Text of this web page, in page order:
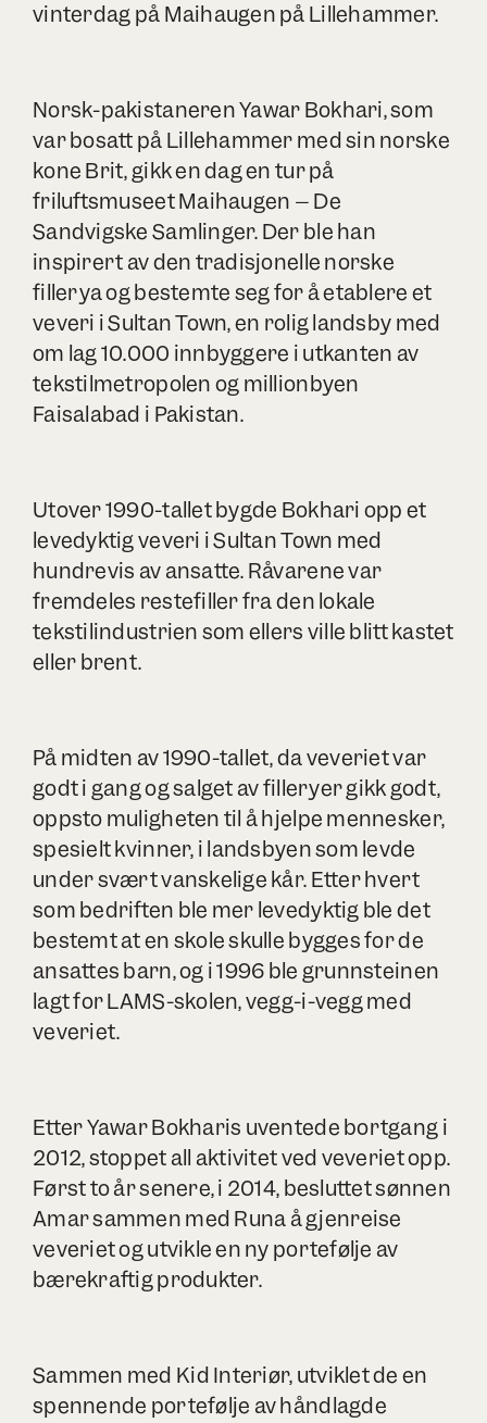
vinterdag på Maihaugen på Lillehammer.
Norsk-pakistaneren Yawar Bokhari, som
var bosatt på Lillehammer med sin norske
kone Brit, gikk en dag en tur på
friluftsmuseetMaihaugen – De
Sandvigske Samlinger. Der ble han
inspirert av den tradisjonelle norske
fillerya og bestemte seg for å etablere et
veveri i Sultan Town, en rolig landsby med
om lag 10.000 innbyggere i utkanten av
tekstilmetropolen og millionbyen
Faisalabad i Pakistan.
Utover 1990-tallet bygde Bokhari opp et
levedyktig veveri i Sultan Town med
hundrevis av ansatte. Råvarene var
fremdeles restefiller fra den lokale
tekstilindustrien som ellers ville blitt kastet
eller brent.
På midten av 1990-tallet, da veveriet var
godt i gang og salget av filleryer gikk godt,
oppsto muligheten til å hjelpe mennesker,
spesielt kvinner, i landsbyen som levde
under svært vanskelige kår. Etter hvert
som bedriften ble mer levedyktig ble det
bestemt at en skole skulle bygges for de
ansattes barn, og i 1996 ble grunnsteinen
lagt for LAMS-skolen, vegg-i-vegg med
veveriet.
Etter Yawar Bokharis uventede bortgang i
2012, stoppet all aktivitet ved veveriet opp.
Først to år senere, i 2014, besluttet sønnen
Amar sammen med Runa å gjenreise
veveriet og utvikle en ny portefølje av
bærekraftig produkter.
Sammen med Kid Interiør, utviklet de en
spennende portefølje av håndlagde